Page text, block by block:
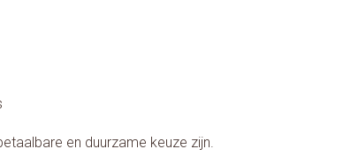
en duurzame keuze zijn.